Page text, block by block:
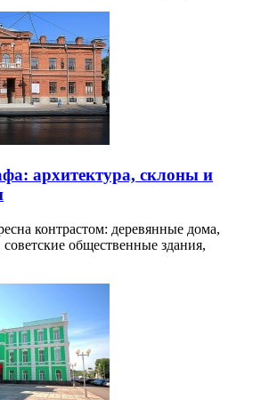
архитектура, склоны и
контрастом: деревянные дома,
общественные здания,